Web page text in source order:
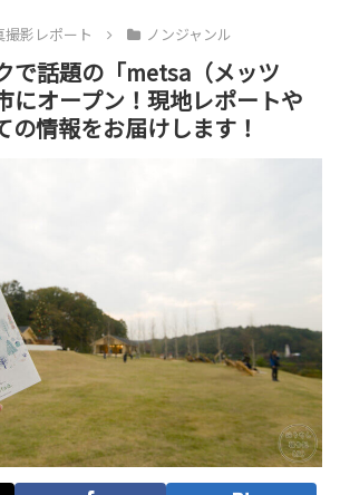
撮影レポート ノンジャンル
で話題の「metsa（メッツ
にオープン！現地レポートや
の情報をお届けします！